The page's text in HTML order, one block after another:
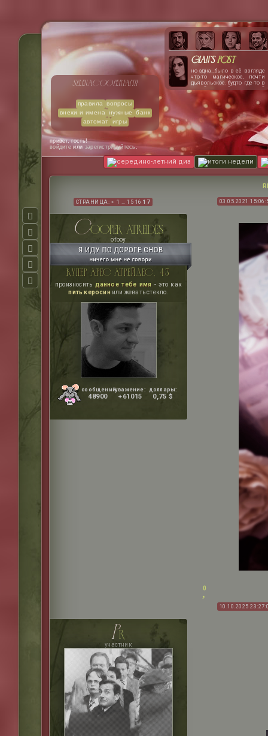
середино-летний диз итоги недели
selenacooperfaith
правила
вопросы
внехи и имена
нужные
банк
автомат
игры
Gian'spost
но эдна…было в её взгляде
что-то магическое, почти
дьявольское. будто где-то в
самой глубине этой
девушки тлеют угли костра,
и стоит только
промелькнуть одной-
единственной искре, как
всё вокруг полыхнёт.
джиан была не против
пожара.
привет, гость!
войдите или зарегистрируйтесь.
СТРАНИЦА: « 1 … 15 16 17 03.05.2021
cooper atreides
otboy
купер арес атрейдес, 43
произносить данное тебе имя - это как
пить керосин или жевать стекло.
сообщений:
48900
уважение:
+61015
доллары:
0,75 $
0
10.10.2025
pr
участник